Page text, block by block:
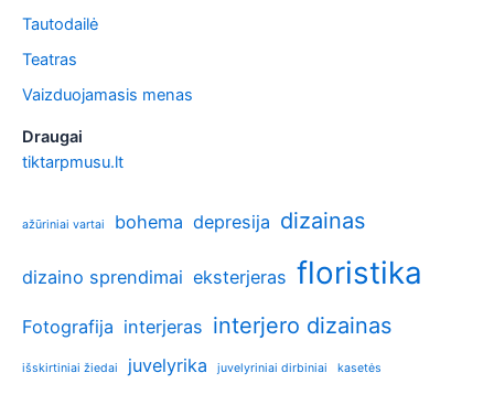
Tautodailė
Teatras
Vaizduojamasis menas
Draugai
tiktarpmusu.lt
ažūriniai vartai bohema depresija dizainas
dizaino sprendimai eksterjeras floristika
Fotografija interjeras interjero dizainas
išskirtiniai žiedai juvelyrika juvelyriniai dirbiniai kasetės